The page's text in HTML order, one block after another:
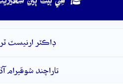
ھِي بيت ٻين
ڊاڪٽر ارنيسٽ
تاراچند شوقيرام